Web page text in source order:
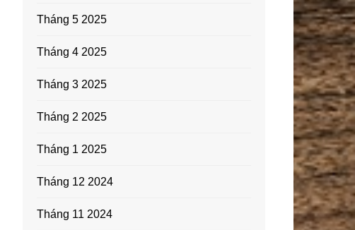
Tháng 5 2025
Tháng 4 2025
Tháng 3 2025
Tháng 2 2025
Tháng 1 2025
Tháng 12 2024
Tháng 11 2024